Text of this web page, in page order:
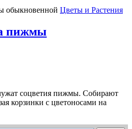
Цветы и Растения
пижмы
соцветия пижмы. Собирают
корзинки с цветоносами на